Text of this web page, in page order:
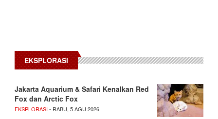
EKSPLORASI
Jakarta Aquarium & Safari Kenalkan Red
Fox dan Arctic Fox
EKSPLORASI- RABU, 5 AGU 2026